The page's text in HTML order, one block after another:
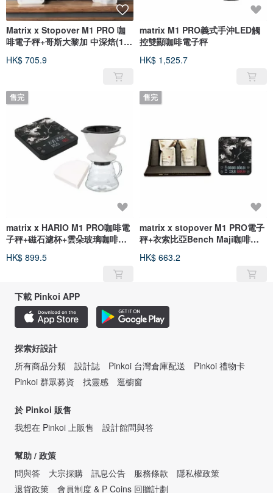
Matrix x Stopover M1 PRO 咖
啡電子秤+哥斯大黎加 中深焙(1/4
HK$ 705.9
matrix M1 PRO義式手沖LED觸
控雙顯咖啡電子秤
HK$ 1,525.7
售完
matrix x HARIO M1 PRO咖啡電
子秤+磁石濾杯+雲朵玻璃咖啡壺
HK$ 899.5
售完
matrix x stopover M1 PRO電子
秤+衣索比亞Bench Maji咖啡豆
HK$ 663.2
下載 Pinkoi APP
探索好設計
所有商品分類
設計誌 Pinkoi 台灣倉庫配送
Pinkoi 禮物卡
Pinkoi 群眾募資
找靈感 逛櫥窗
於 Pinkoi 販售
我想在 Pinkoi 上販售
設計館問與答
幫助 / 政策
問與答
大宗採購 訊息公告 服務條款
隱私權政策
退貨政策
會員制度 & P Coins 回贈計劃